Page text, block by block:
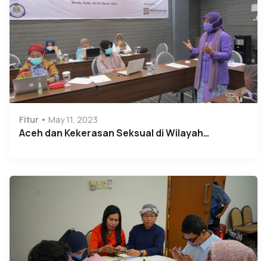
Fitur May 11, 2023
Aceh dan Kekerasan Seksual di Wilayah…